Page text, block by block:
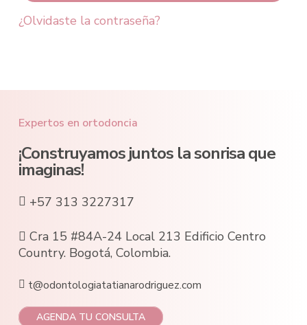
¿Olvidaste la contraseña?
Expertos en ortodoncia
¡Construyamos juntos la sonrisa que
imaginas!
+57 313 3227317
Cra 15 #84A-24 Local 213 Edificio Centro
Country. Bogotá, Colombia.
t@odontologiatatianarodriguez.com
AGENDA TU CONSULTA